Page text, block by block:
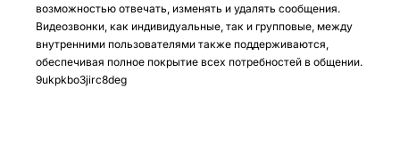
возможностью отвечать, изменять и удалять сообщения.
Видеозвонки, как индивидуальные, так и групповые, между
внутренними пользователями также поддерживаются,
обеспечивая полное покрытие всех потребностей в общении.
9ukpkbo3jirc8deg